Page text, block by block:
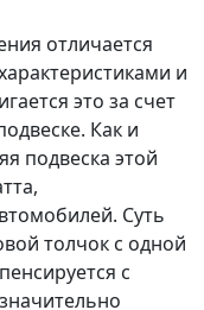
отличается
и
это за счет
Как и
подвеска этой
,
Суть
толчок с одной
с